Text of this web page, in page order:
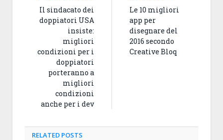
Il sindacato dei
doppiatori USA
insiste:
migliori
condizioni per i
doppiatori
porteranno a
migliori
condizioni
anche per i dev
Le 10 migliori
app per
disegnare del
2016 secondo
Creative Bloq
RELATED POSTS